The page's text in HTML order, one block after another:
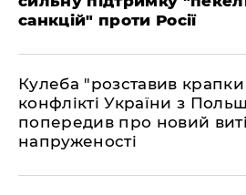
санкцій" проти Росії
Кулеба "розставив крапки
конфлікті України з
попередив про новий
напруженості